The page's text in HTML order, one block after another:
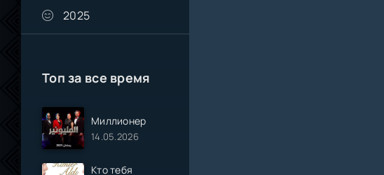
2025
Топ за все время
Миллионер
14.05.2026
Кто тебя